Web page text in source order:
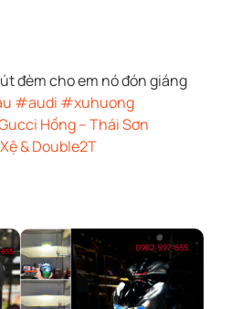
đèm cho em nó đón giáng
#audi #xuhuong
Hồng – Thái Sơn
& Double2T